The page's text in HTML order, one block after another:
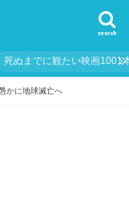
search
死ぬまでに観たい映画1001
かに地球滅亡へ